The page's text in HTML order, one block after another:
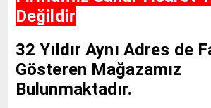
Değildir
32 Yıldır Aynı Adres de
Gösteren Mağazamız
Bulunmaktadır.